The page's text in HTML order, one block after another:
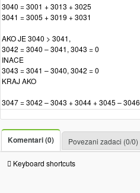
3040 = 3001 + 3013 + 3025
3041 = 3005 + 3019 + 3031
AKO JE 3040 > 3041,
3042 = 3040 – 3041, 3043 = 0
INACE
3043 = 3041 – 3040, 3042 = 0
KRAJ AKO
3047 = 3042 – 3043 + 3044 + 3045 – 3046
Komentari (0) Povezani zadaci (0/0)
Keyboard shortcuts